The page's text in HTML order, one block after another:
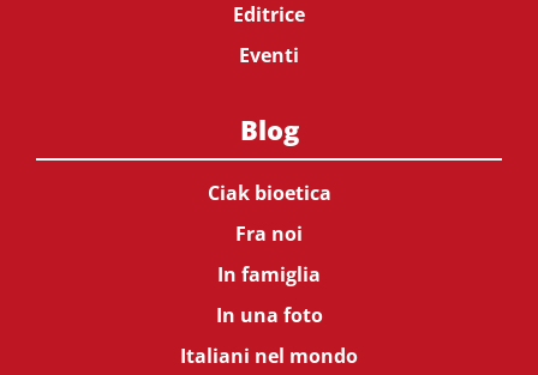
Editrice
Eventi
Blog
Ciak bioetica
Fra noi
In famiglia
In una foto
Italiani nel mondo